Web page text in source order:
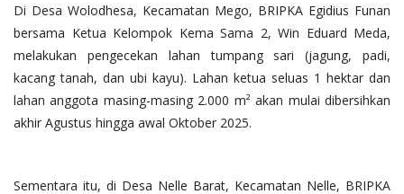
Di Desa Wolodhesa, Kecamatan Mego, BRIPKA Egidius Funan
bersama Ketua Kelompok Kema Sama 2, Win Eduard Meda,
melakukan pengecekan lahan tumpang sari (jagung, padi,
kacang tanah, dan ubi kayu). Lahan ketua seluas 1 hektar dan
lahan anggota masing-masing 2.000 m² akan mulai dibersihkan
akhir Agustus hingga awal Oktober 2025.
Sementara itu, di Desa Nelle Barat, Kecamatan Nelle, BRIPKA